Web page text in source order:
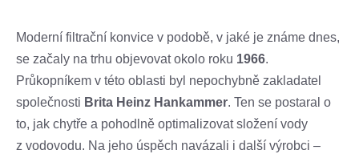
Moderní filtrační konvice v podobě, v jaké je známe dnes,
se začaly na trhu objevovat okolo roku 1966.
Průkopníkem v této oblasti byl nepochybně zakladatel
společnosti Brita Heinz Hankammer. Ten se postaral o
to, jak chytře a pohodlně optimalizovat složení vody
z vodovodu. Na jeho úspěch navázali i další výrobci –